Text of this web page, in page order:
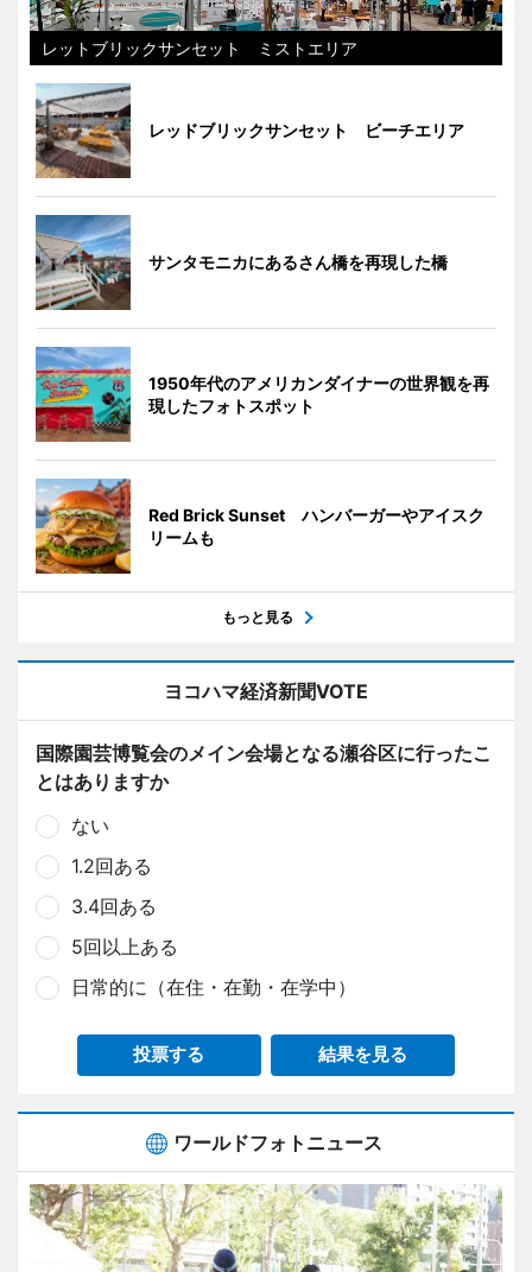
レットブリックサンセット ミストエリア
レッドブリックサンセット ビーチエリア
サンタモニカにあるさん橋を再現した橋
1950年代のアメリカンダイナーの世界観を再
現したフォトスポット
Red Brick Sunset ハンバーガーやアイスク
リームも
もっと見る
ヨコハマ経済新聞VOTE
国際園芸博覧会のメイン会場となる瀬谷区に行ったこ
とはありますか
ない
1.2回ある
3.4回ある
5回以上ある
日常的に（在住・在勤・在学中）
投票する 結果を見る
ワールドフォトニュース